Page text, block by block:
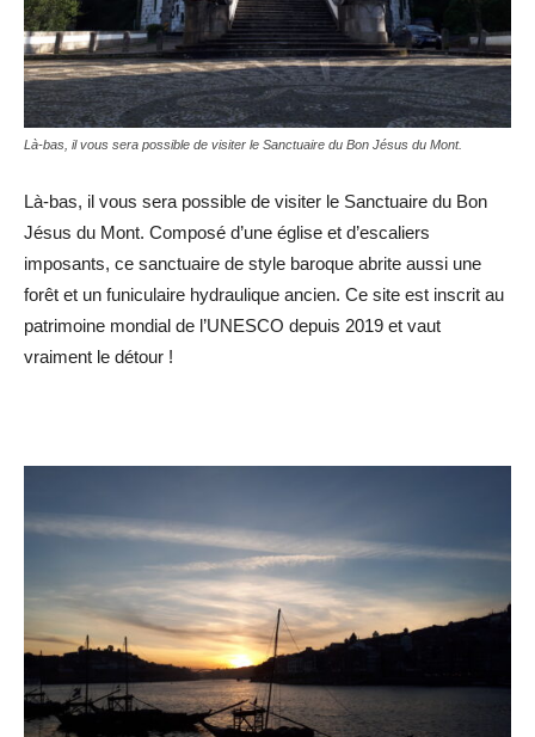
Là-bas, il vous sera possible de visiter le Sanctuaire du Bon Jésus du Mont.
Là-bas, il vous sera possible de visiter le Sanctuaire du Bon
Jésus du Mont. Composé d’une église et d’escaliers
imposants, ce sanctuaire de style baroque abrite aussi une
forêt et un funiculaire hydraulique ancien. Ce site est inscrit au
patrimoine mondial de l’UNESCO depuis 2019 et vaut
vraiment le détour !